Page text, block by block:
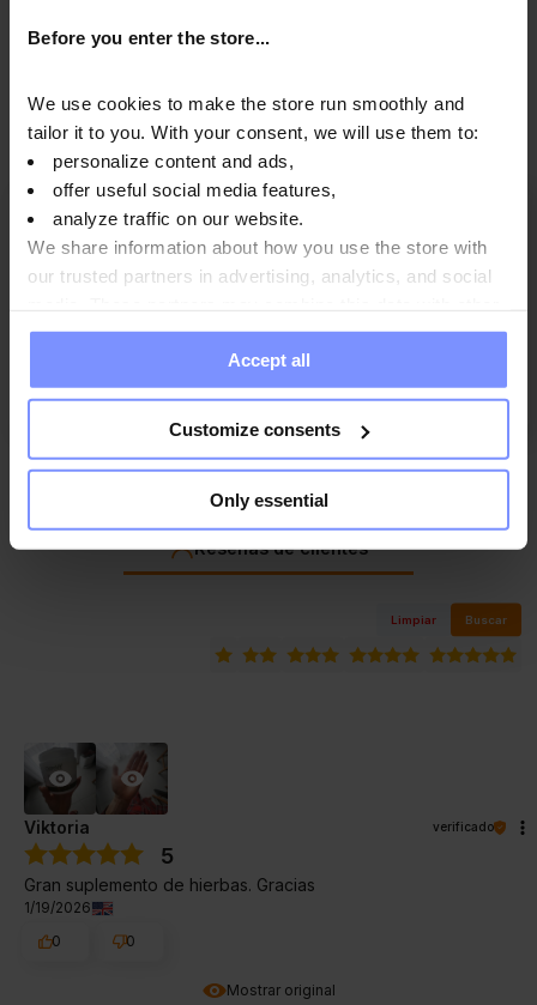
Before you enter the store...
We use cookies to make the store run smoothly and
tailor it to you. With your consent, we will use them to:
personalize content and ads,
offer useful social media features,
analyze traffic on our website.
We share information about how you use the store with
our trusted partners in advertising, analytics, and social
information you have provided to them or that they have
collected when you use their services. Do you agree?
Accept all
Customize consents
Only essential
4.9
de todos los tiempos
5
1
¿Cómo recopilamos reseñas?
Reseñas de clientes
Limpiar Buscar
Mostrar original
Viktoria verificado
5
Gran suplemento de hierbas. Gracias
1/19/2026
0
0